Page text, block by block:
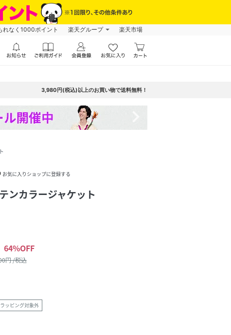
れなく1000ポイント 楽天グループ 楽天市場
3,980円(税込)以上のお買い物で送料無料！
お気に入りショップに登録する
ンカラージャケット
64%OFF
円 /税込
ッピング対象外